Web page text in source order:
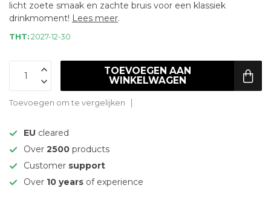
licht zoete smaak en zachte bruis voor een klassiek
drinkmoment! Lees meer.
THT: 2027-12-30
TOEVOEGEN AAN
WINKELWAGEN
Toevoegen om te vergelijken
EU cleared
Over 2500 products
Customer support
Over 10 years of experience